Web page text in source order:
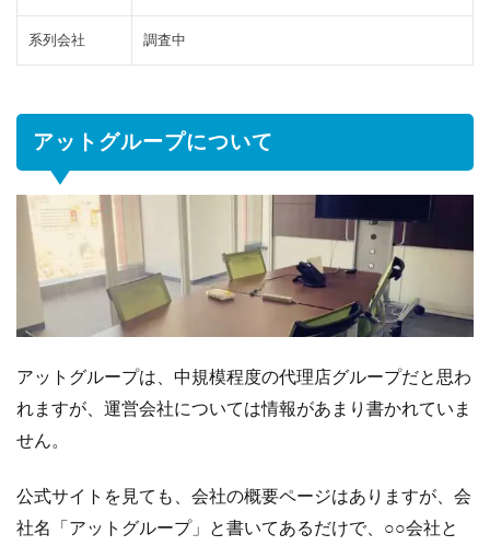
98.2％
ッ
グ
ル
ー
プ
報
に
つ
3.1
チ
ャ
系列会社 調査中
アットグループについて
アットグループは、中規模程度の代理店グループだと思わ
れますが、運営会社については情報があまり書かれていま
せん。
公式サイトを見ても、会社の概要ページはありますが、会
社名「アットグループ」と書いてあるだけで、○○会社と